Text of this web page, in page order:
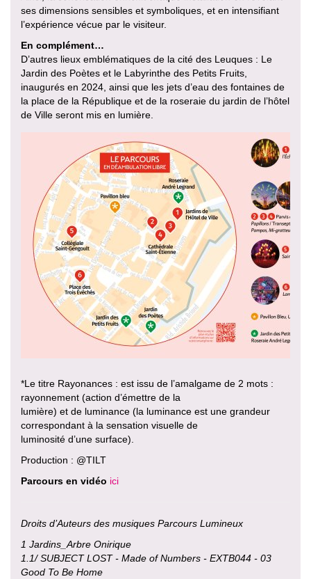
ses dimensions sensibles et symboliques, et en intensifiant
l’expérience vécue par le visiteur.
En complément…
D’autres lieux emblématiques de la cité des Leuques : Le
Jardin des Poètes et le Labyrinthe des Petits Fruits,
inaugurés en 2024, ainsi que les jets d’eau des fontaines de
la place de la République et de la roseraie du jardin de l’hôtel
de Ville seront mis en lumière.
*Le titre Rayonances : est issu de l’amalgame de 2 mots :
rayonnement (action d’émettre de la
lumière) et de luminance (la luminance est une grandeur
correspondant à la sensation visuelle de
luminosité d’une surface).
Production : @TILT
Parcours en vidéo ici
Droits d’Auteurs des musiques Parcours Lumineux
1 Jardins_Arbre Onirique
1.1/ SUBJECT LOST - Made of Numbers - EXTB044 - 03
Good To Be Home